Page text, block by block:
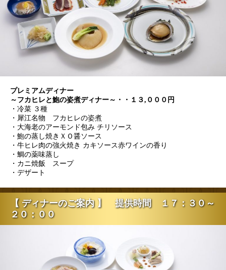
プレミアムディナー
～フカヒレと鮑の姿煮ディナー～・・１３,０００円
・冷菜 ３種
・犀江名物 フカヒレの姿煮
・大海老のアーモンド包み チリソース
・鮑の蒸し焼きＸＯ醤ソース
・牛ヒレ肉の強火焼き カキソース赤ワインの香り
・鯛の薬味蒸し
・カニ焼飯 スープ
・デザート
【 ディナーのご案内 】 提供時間 １７：３０～
２０：００